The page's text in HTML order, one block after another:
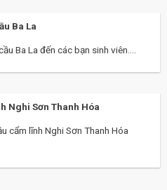
Ba La
Ba La đến các bạn sinh viên....
Nghi Sơn Thanh Hóa
cẩm lĩnh Nghi Sơn Thanh Hóa